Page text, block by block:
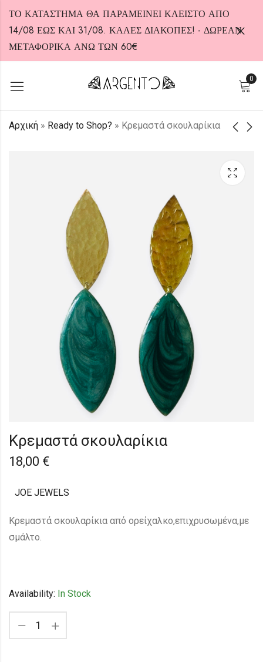
ΤΟ ΚΑΤΑΣΤΗΜΑ ΘΑ ΠΑΡΑΜΕΙΝΕΙ ΚΛΕΙΣΤΟ ΑΠΟ
14/08 ΕΩΣ ΚΑΙ 31/08. ΚΑΛΕΣ ΔΙΑΚΟΠΕΣ! - ΔΩΡΕΑΝ
ΜΕΤΑΦΟΡΙΚΑ ΑΝΩ ΤΩΝ 60€
0
Αρχική » Ready to Shop? » Κρεμαστά σκουλαρίκια
Κρεμαστά σκουλαρίκια
18,00 €
JOE JEWELS
Κρεμαστά σκουλαρίκια από ορείχαλκο,επιχρυσωμένα,με
σμάλτο.
Availability: In Stock